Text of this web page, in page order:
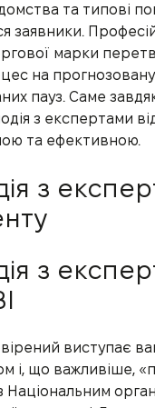
та типові
заявники.
марки
на
пауз. Саме
з експертами
та ефективною.
з
з
виступає
і, що важливіше,
Національним